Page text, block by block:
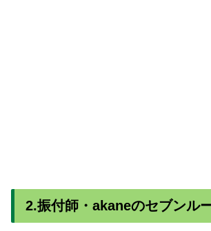
2.振付師・akaneのセブンル